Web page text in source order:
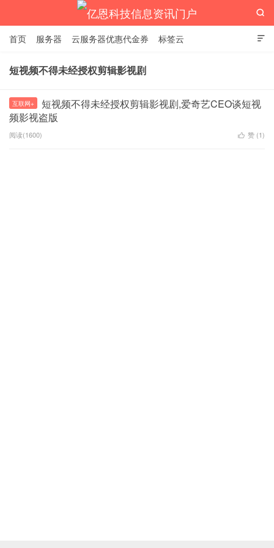
亿恩科技信息资讯门户

首页 服务器 云服务器优惠代金券 标签云

短视频不得未经授权剪辑影视剧
互联网+
短视频不得未经授权剪辑影视剧,爱奇艺CEO谈短视
频影视盗版
阅读(1600)  赞 (1)